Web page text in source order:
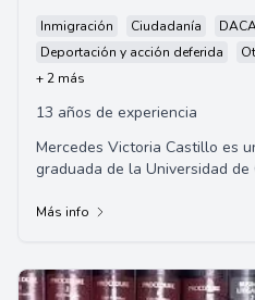
Inmigración Ciudadanía
Deportación y acción deferida
+ 2 más
13 años de experiencia
Mercedes Victoria Castillo es
graduada de la Universidad
Más info